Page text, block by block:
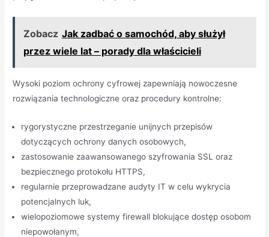
Zobacz Jak zadbać o samochód, aby służył
przez wiele lat – porady dla właścicieli
Wysoki poziom ochrony cyfrowej zapewniają nowoczesne
rozwiązania technologiczne oraz procedury kontrolne:
rygorystyczne przestrzeganie unijnych przepisów
dotyczących ochrony danych osobowych,
zastosowanie zaawansowanego szyfrowania SSL oraz
bezpiecznego protokołu HTTPS,
regularnie przeprowadzane audyty IT w celu wykrycia
potencjalnych luk,
wielopoziomowe systemy firewall blokujące dostęp osobom
niepowołanym,